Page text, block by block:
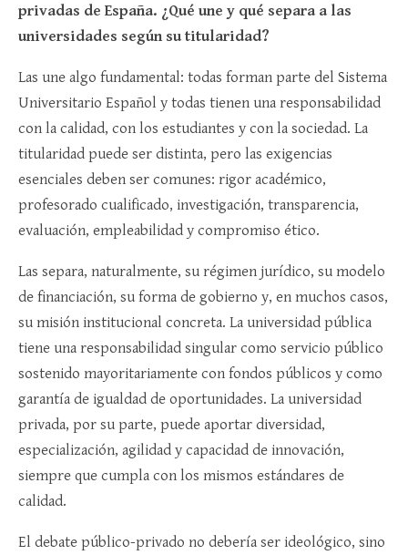
privadas de España. ¿Qué une y qué separa a las
universidades según su titularidad?
Las une algo fundamental: todas forman parte del Sistema
Universitario Español y todas tienen una responsabilidad
con la calidad, con los estudiantes y con la sociedad. La
titularidad puede ser distinta, pero las exigencias
esenciales deben ser comunes: rigor académico,
profesorado cualificado, investigación, transparencia,
evaluación, empleabilidad y compromiso ético.
Las separa, naturalmente, su régimen jurídico, su modelo
de financiación, su forma de gobierno y, en muchos casos,
su misión institucional concreta. La universidad pública
tiene una responsabilidad singular como servicio público
sostenido mayoritariamente con fondos públicos y como
garantía de igualdad de oportunidades. La universidad
privada, por su parte, puede aportar diversidad,
especialización, agilidad y capacidad de innovación,
siempre que cumpla con los mismos estándares de
calidad.
El debate público-privado no debería ser ideológico, sino